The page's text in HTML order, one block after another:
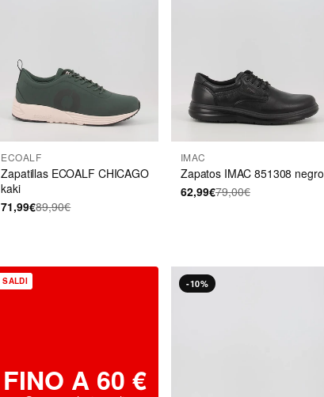
ECOALF
Zapatillas ECOALF CHICAGO
kaki
71,99€89,90€
IMAC
Zapatos IMAC 851308 negro
62,99€79,00€
SALDI
FINO A 60 €
-10%